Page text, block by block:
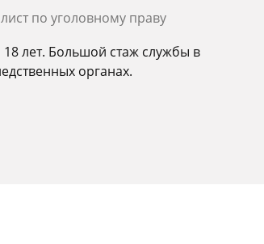
по уголовному праву
лет. Большой стаж службы в
органах.